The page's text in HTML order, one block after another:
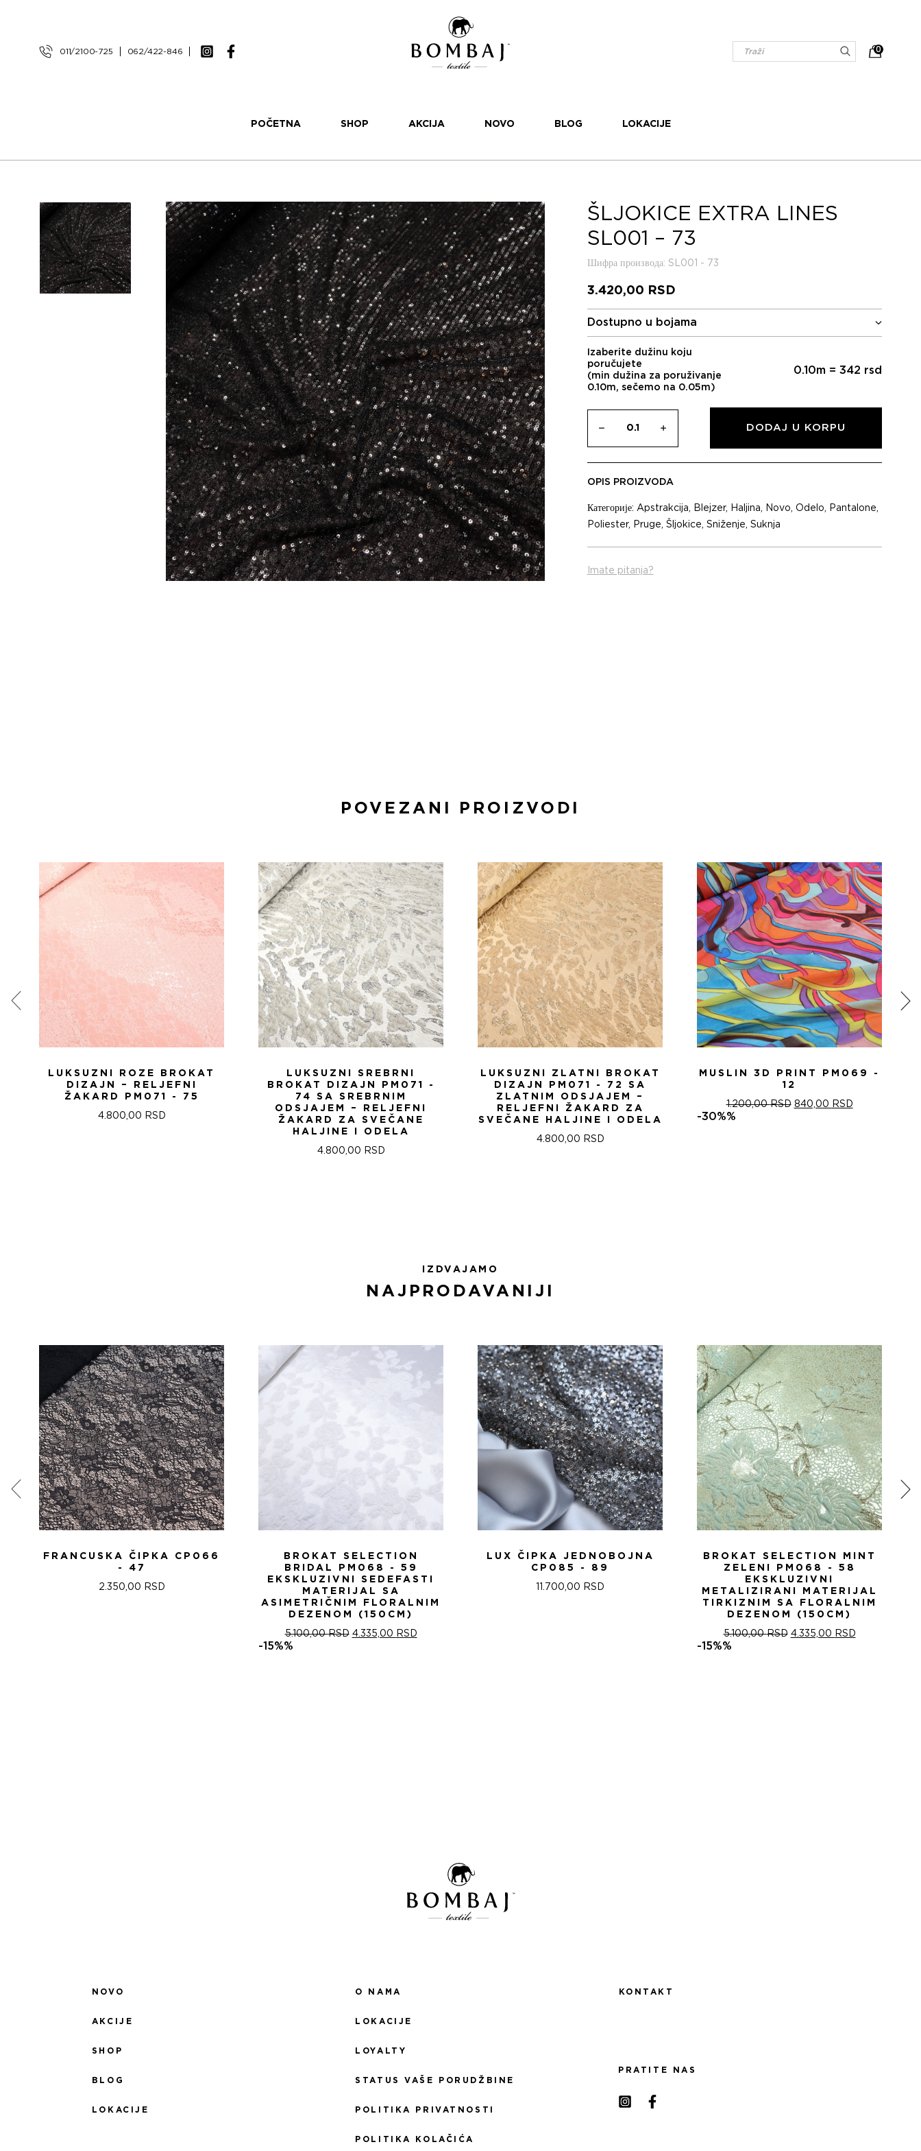
011/2100-725 062/422-846 0
POČETNA SHOP AKCIJA NOVO BLOG LOKACIJE
ŠLJOKICE EXTRA LINES
SL001 – 73
Шифра производа: SL001 - 73
3.420,00 RSD
Dostupno u bojama
Izaberite dužinu koju
poručujete
(min dužina za poruživanje
0.10m, sečemo na 0.05m)
0.10m = 342 rsd
DODAJ U KORPU
OPIS PROIZVODA
Категорије: Apstrakcija, Blejzer, Haljina, Novo, Odelo, Pantalone,
Poliester, Pruge, Šljokice, Sniženje, Suknja
Imate pitanja?
POVEZANI PROIZVODI
LUKSUZNI ROZE BROKAT
DIZAJN – RELJEFNI
ŽAKARD PM071 - 75
4.800,00 RSD
LUKSUZNI SREBRNI
BROKAT DIZAJN PM071 -
74 SA SREBRNIM
ODSJAJEM – RELJEFNI
ŽAKARD ZA SVEČANE
HALJINE I ODELA
4.800,00 RSD
LUKSUZNI ZLATNI BROKAT
DIZAJN PM071 - 72 SA
ZLATNIM ODSJAJEM –
RELJEFNI ŽAKARD ZA
SVEČANE HALJINE I ODELA
4.800,00 RSD
MUSLIN 3D PRINT PM069 -
12
1.200,00RSD ОРИГИНАЛНА
840,00 RSDТРЕНУТНА
-30%%
IZDVAJAMO
NAJPRODAVANIJI
FRANCUSKA ČIPKA CP066
- 47
2.350,00 RSD
BROKAT SELECTION
BRIDAL PM068 - 59
EKSKLUZIVNI SEDEFASTI
MATERIJAL SA
ASIMETRIČNIM FLORALNIM
DEZENOM (150CM)
5.100,00RSD ОРИГИНАЛНА
4.335,00 RSDТРЕНУТНА
-15%%
LUX ČIPKA JEDNOBOJNA
CP085 - 89
11.700,00 RSD
BROKAT SELECTION MINT
ZELENI PM068 - 58
EKSKLUZIVNI
METALIZIRANI MATERIJAL
TIRKIZNIM SA FLORALNIM
DEZENOM (150CM)
5.100,00RSD ОРИГИНАЛНА
4.335,00 RSDТРЕНУТНА
-15%%
NOVO
AKCIJE
SHOP
BLOG
LOKACIJE
O NAMA
LOKACIJE
LOYALTY
STATUS VAŠE PORUDŽBINE
POLITIKA PRIVATNOSTI
POLITIKA KOLAČIĆA
KONTAKT
PRATITE NAS